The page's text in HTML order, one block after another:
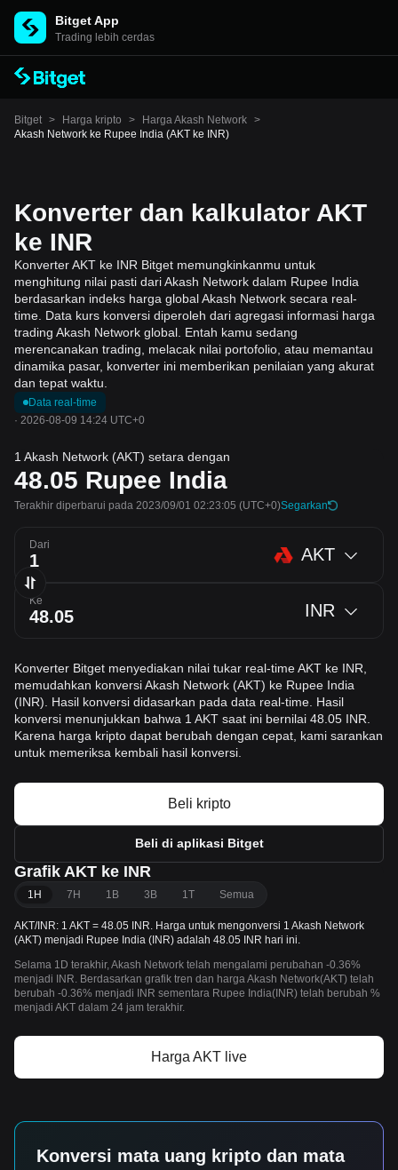
Bitget App
Trading lebih cerdas
Bitget > Harga kripto > Harga Akash Network >
Akash Network ke Rupee India (AKT ke INR)
Konverter dan kalkulator AKT
ke INR
Konverter AKT ke INR Bitget memungkinkanmu untuk
menghitung nilai pasti dari Akash Network dalam Rupee India
berdasarkan indeks harga global Akash Network secara real-
time. Data kurs konversi diperoleh dari agregasi informasi harga
trading Akash Network global. Entah kamu sedang
merencanakan trading, melacak nilai portofolio, atau memantau
dinamika pasar, konverter ini memberikan penilaian yang akurat
dan tepat waktu.
Data real-time
· 2026-08-09 14:24 UTC+0
1 Akash Network (AKT) setara dengan
48.05 Rupee India
Terakhir diperbarui pada 2023/09/01 02:23:05 (UTC+0)Segarkan
Dari AKT
Ke INR
Konverter Bitget menyediakan nilai tukar real-time AKT ke INR,
memudahkan konversi Akash Network (AKT) ke Rupee India
(INR). Hasil konversi didasarkan pada data real-time. Hasil
konversi menunjukkan bahwa 1 AKT saat ini bernilai 48.05 INR.
Karena harga kripto dapat berubah dengan cepat, kami sarankan
untuk memeriksa kembali hasil konversi.
Beli kripto
Beli di aplikasi Bitget
Grafik AKT ke INR
1H 7H 1B 3B 1T Semua
AKT/INR: 1 AKT = 48.05 INR. Harga untuk mengonversi 1 Akash Network
(AKT) menjadi Rupee India (INR) adalah 48.05 INR hari ini.
Selama 1D terakhir, Akash Network telah mengalami perubahan -0.36%
menjadi INR. Berdasarkan grafik tren dan harga Akash Network(AKT) telah
berubah -0.36% menjadi INR sementara Rupee India(INR) telah berubah %
menjadi AKT dalam 24 jam terakhir.
Harga AKT live
Konversi mata uang kripto dan mata